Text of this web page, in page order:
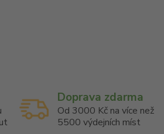
Doprava zdarma
Od 3000 Kč na více než
5500 výdejních míst